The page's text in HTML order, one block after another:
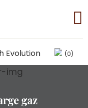
(0)
gaz